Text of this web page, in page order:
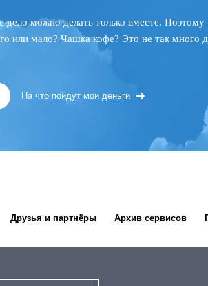
дело можно делать только вместе.
или мало? Чашка кофе? Это не так много
На что пойдут мои деньги
Друзья и партнёры Архив сервисов